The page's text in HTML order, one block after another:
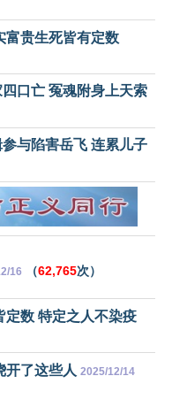
富贵生死皆有定数
口亡 冤魂附身上天索
与陷害岳飞 连累儿子
16 （62,765次）
定数 特定之人不染疫
开了这些人 2025/12/14